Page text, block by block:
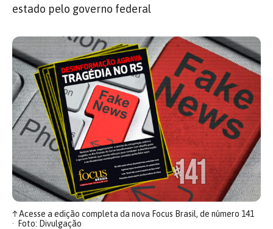
estado pelo governo federal
↑Acesse a edição completa da nova Focus Brasil, de número 141
Foto: Divulgação